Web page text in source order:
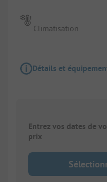
Climatisation
Détails et
Entrez vos dates de
prix